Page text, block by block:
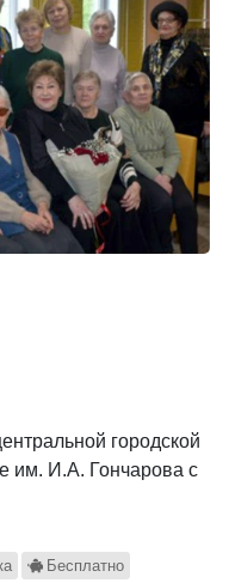
городской
им. И.А. Гончарова с
Бесплатно